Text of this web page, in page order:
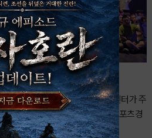
과 광주발달장애인훈련센터가 주
츠 대회’가 7월 8일(수) 광주이스포츠경